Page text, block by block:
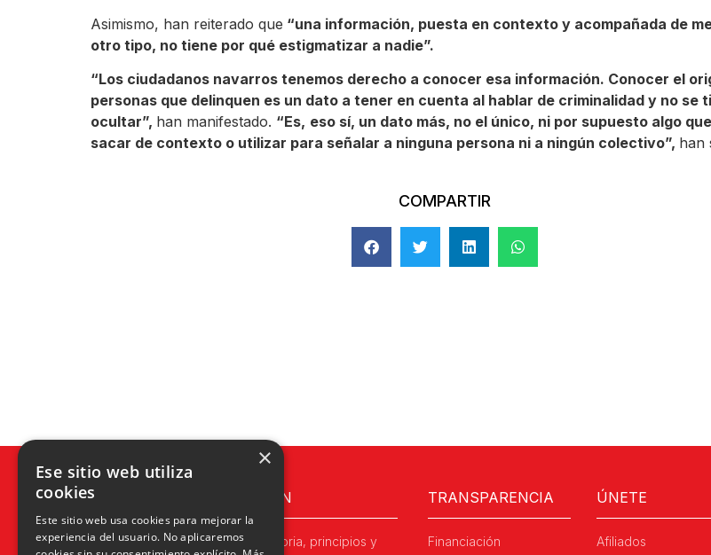
Asimismo, han reiterado que “una información, puesta en contexto y acompañada de
otro tipo, no tiene por qué estigmatizar a nadie”.
“Los ciudadanos navarros tenemos derecho a conocer esa información. Conocer el
personas que delinquen es un dato a tener en cuenta al hablar de criminalidad y no se
ocultar”, han manifestado. “Es, eso sí, un dato más, no el único, ni por supuesto algo
sacar de contexto o utilizar para señalar a ninguna persona ni a ningún colectivo”, han
COMPARTIR
UPN
Historia, principios y
TRANSPARENCIA
Financiación
ÚNETE
Afiliados
×
Ese sitio web utiliza
cookies
Este sitio web usa cookies para mejorar la
experiencia del usuario. No aplicaremos